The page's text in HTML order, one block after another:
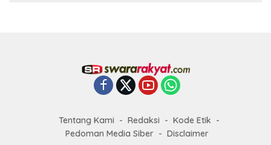
Tentang Kami Redaksi
Kode Etik
Pedoman Media Siber
Disclaimer